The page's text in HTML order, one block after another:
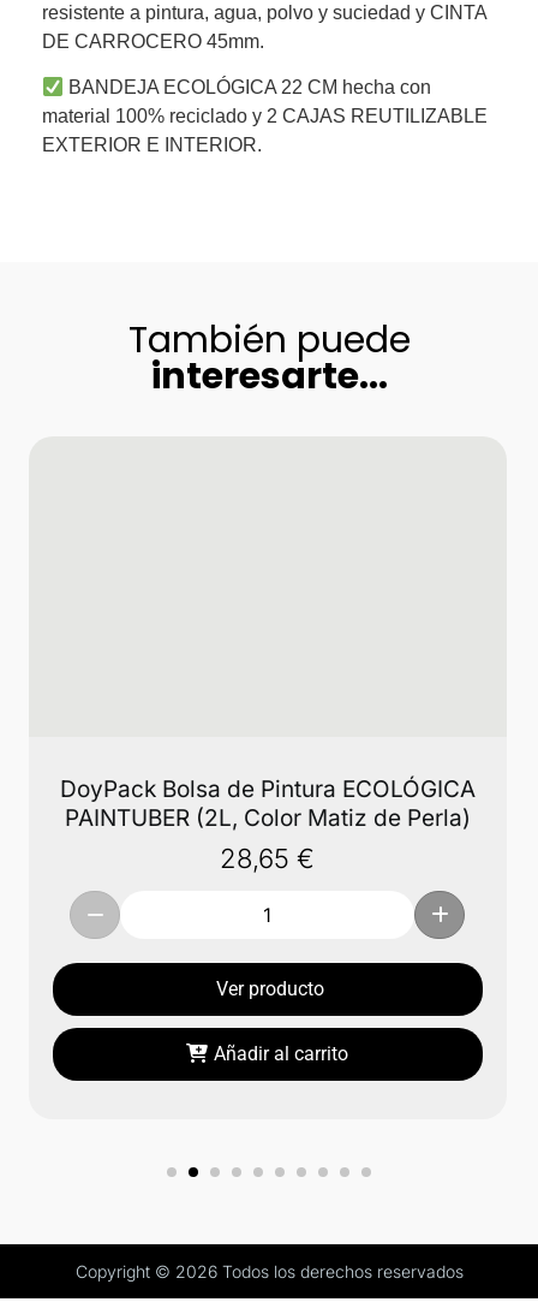
resistente a pintura, agua, polvo y suciedad y CINTA
DE CARROCERO 45mm.
BANDEJA ECOLÓGICA 22 CM hecha con
material 100% reciclado y 2 CAJAS REUTILIZABLE
EXTERIOR E INTERIOR.
También puede
interesarte...
DoyPack Bolsa de Pintura ECOLÓGICA
PAINTUBER (2L, Color Matiz de Perla)
28,65€
Ver producto
Añadir al carrito
Copyright © 2026 Todos los derechos reservados